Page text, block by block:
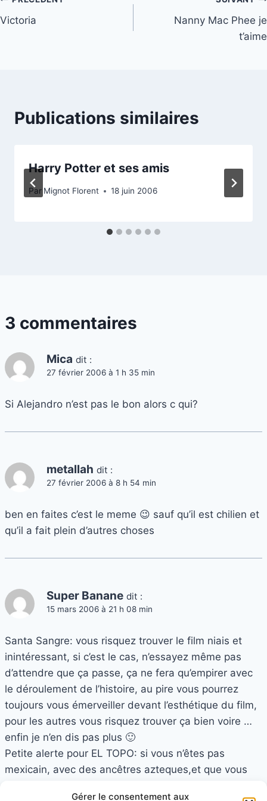
Gérer le consentement aux
de
Victoria
Nanny Mac Phee je
t’aime
Publications similaires
Harry Potter et ses amis
Par Mignot Florent 18 juin 2006
3 commentaires
Mica dit :
27 février 2006 à 1 h 35 min
Si Alejandro n’est pas le bon alors c qui?
metallah dit :
27 février 2006 à 8 h 54 min
ben en faites c’est le meme 😉 sauf qu’il est chilien et
qu’il a fait plein d’autres choses
Super Banane dit :
15 mars 2006 à 21 h 08 min
Santa Sangre: vous risquez trouver le film niais et
inintéressant, si c’est le cas, n’essayez même pas
d’attendre que ça passe, ça ne fera qu’empirer avec
le déroulement de l’histoire, au pire vous pourrez
toujours vous émerveiller devant l’esthétique du film,
pour les autres vous risquez trouver ça bien voire …
enfin je n’en dis pas plus 🙂
Petite alerte pour EL TOPO: si vous n’êtes pas
mexicain, avec des ancêtres azteques,et que vous